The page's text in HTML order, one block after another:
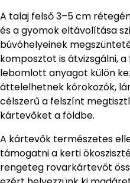
A talaj felső 3–5 cm
és a gyomok eltávolítása
búvóhelyeinek
komposztot is átvizsgálni,
lebomlott anyagot külön
áttelelhetnek kórokozók,
célszerű a felszínt
kártevőket a földbe.
A kártevők természetes
támogatni a kerti
rengeteg rovarkártevőt